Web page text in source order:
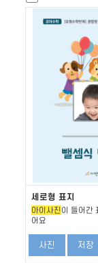
세로형 표지
아이사진 이 들어간
어요
사진 저장